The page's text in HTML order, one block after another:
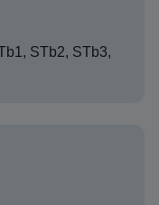
STb2, STb3,